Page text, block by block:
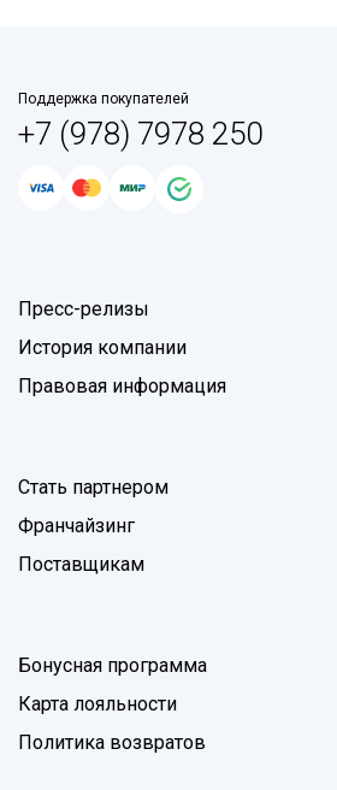
Поддержка покупателей
+7 (978) 7978 250
Пресс-релизы
История компании
Правовая информация
Стать партнером
Франчайзинг
Поставщикам
Бонусная программа
Карта лояльности
Политика возвратов